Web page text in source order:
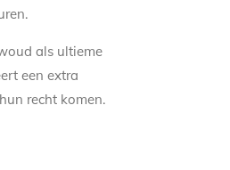
als ultieme
een extra
recht komen.